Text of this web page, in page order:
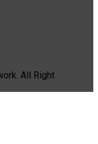
All Right